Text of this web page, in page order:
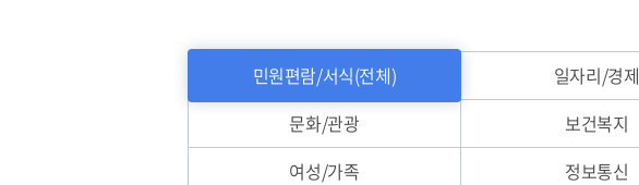
발급∙신고민원 민원편람/서식
민원편람/서식(전체) 일자리/경제
문화/관광
보건복지
여성/가족
정보통신